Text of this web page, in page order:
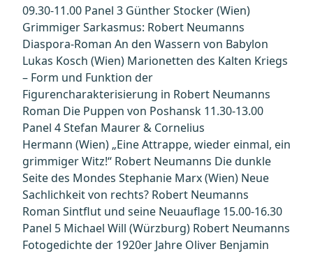
09.30-11.00 Panel 3 Günther Stocker (Wien)
Grimmiger Sarkasmus: Robert Neumanns
Diaspora-Roman An den Wassern von Babylon
Lukas Kosch (Wien) Marionetten des Kalten Kriegs
– Form und Funktion der
Figurencharakterisierung in Robert Neumanns
Roman Die Puppen von Poshansk 11.30-13.00
Panel 4 Stefan Maurer & Cornelius
Hermann (Wien) „Eine Attrappe, wieder einmal, ein
grimmiger Witz!“ Robert Neumanns Die dunkle
Seite des Mondes Stephanie Marx (Wien) Neue
Sachlichkeit von rechts? Robert Neumanns
Roman Sintflut und seine Neuauflage 15.00-16.30
Panel 5 Michael Will (Würzburg) Robert Neumanns
Fotogedichte der 1920er Jahre Oliver Benjamin